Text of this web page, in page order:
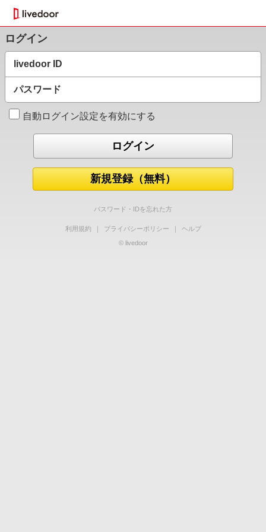
ログイン
livedoor ID
パスワード
自動ログイン設定を有効にする
新規登録（無料）
パスワード・IDを忘れた方
利用規約 ｜ プライバシーポリシー ｜
ヘルプ
© livedoor